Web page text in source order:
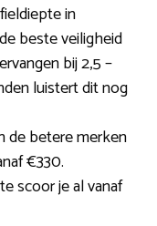
in
beste veiligheid
bij 2,5 –
luistert dit nog
de betere merken
€330.
scoor je al vanaf